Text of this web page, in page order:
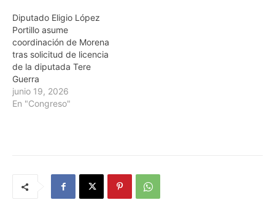
Diputado Eligio López
Portillo asume
coordinación de Morena
tras solicitud de licencia
de la diputada Tere
Guerra
junio 19, 2026
En "Congreso"